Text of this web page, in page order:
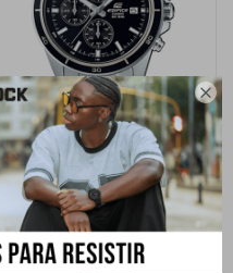

Reloj Edifice Clásico en Acero
Inoxidable EFR-526D
USD